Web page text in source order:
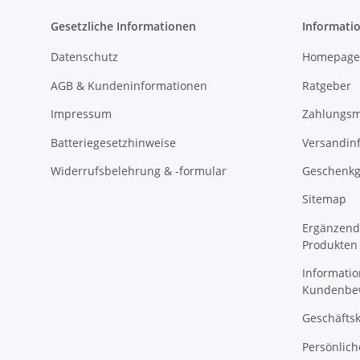
Gesetzliche Informationen
Datenschutz
AGB & Kundeninformationen
Impressum
Batteriegesetzhinweise
Widerrufsbelehrung & -formular
Homepage
Ratgeber
Sitemap
Produkten